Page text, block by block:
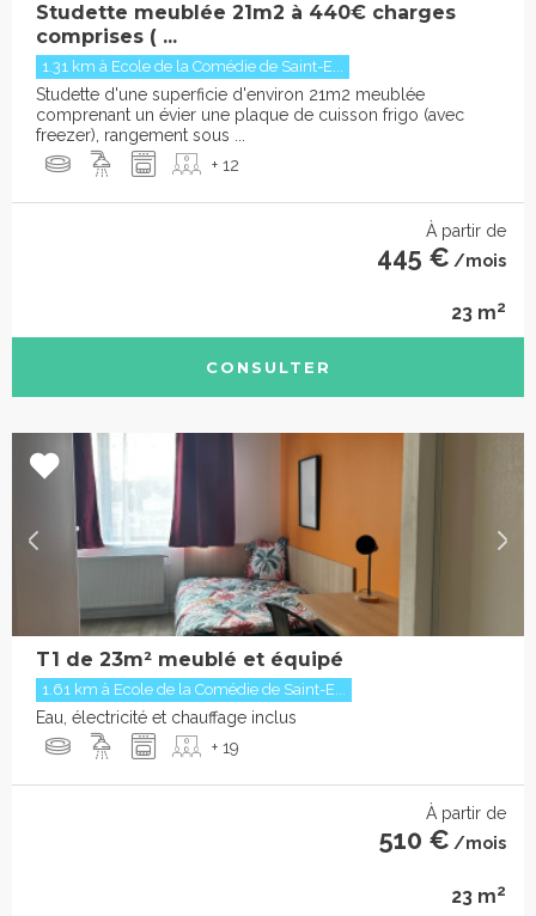
Studette meublée 21m2 à 440€ charges
comprises ( ...
1.31 km à Ecole de la Comédie de Saint-E...
Studette d'une superficie d'environ 21m2 meublée
comprenant un évier une plaque de cuisson frigo (avec
freezer), rangement sous ...
+ 12
À partir de
445 € /mois
23 m2
CONSULTER
T1 de 23m² meublé et équipé
1.61 km à Ecole de la Comédie de Saint-E...
Eau, électricité et chauffage inclus
+ 19
À partir de
510 € /mois
23 m2